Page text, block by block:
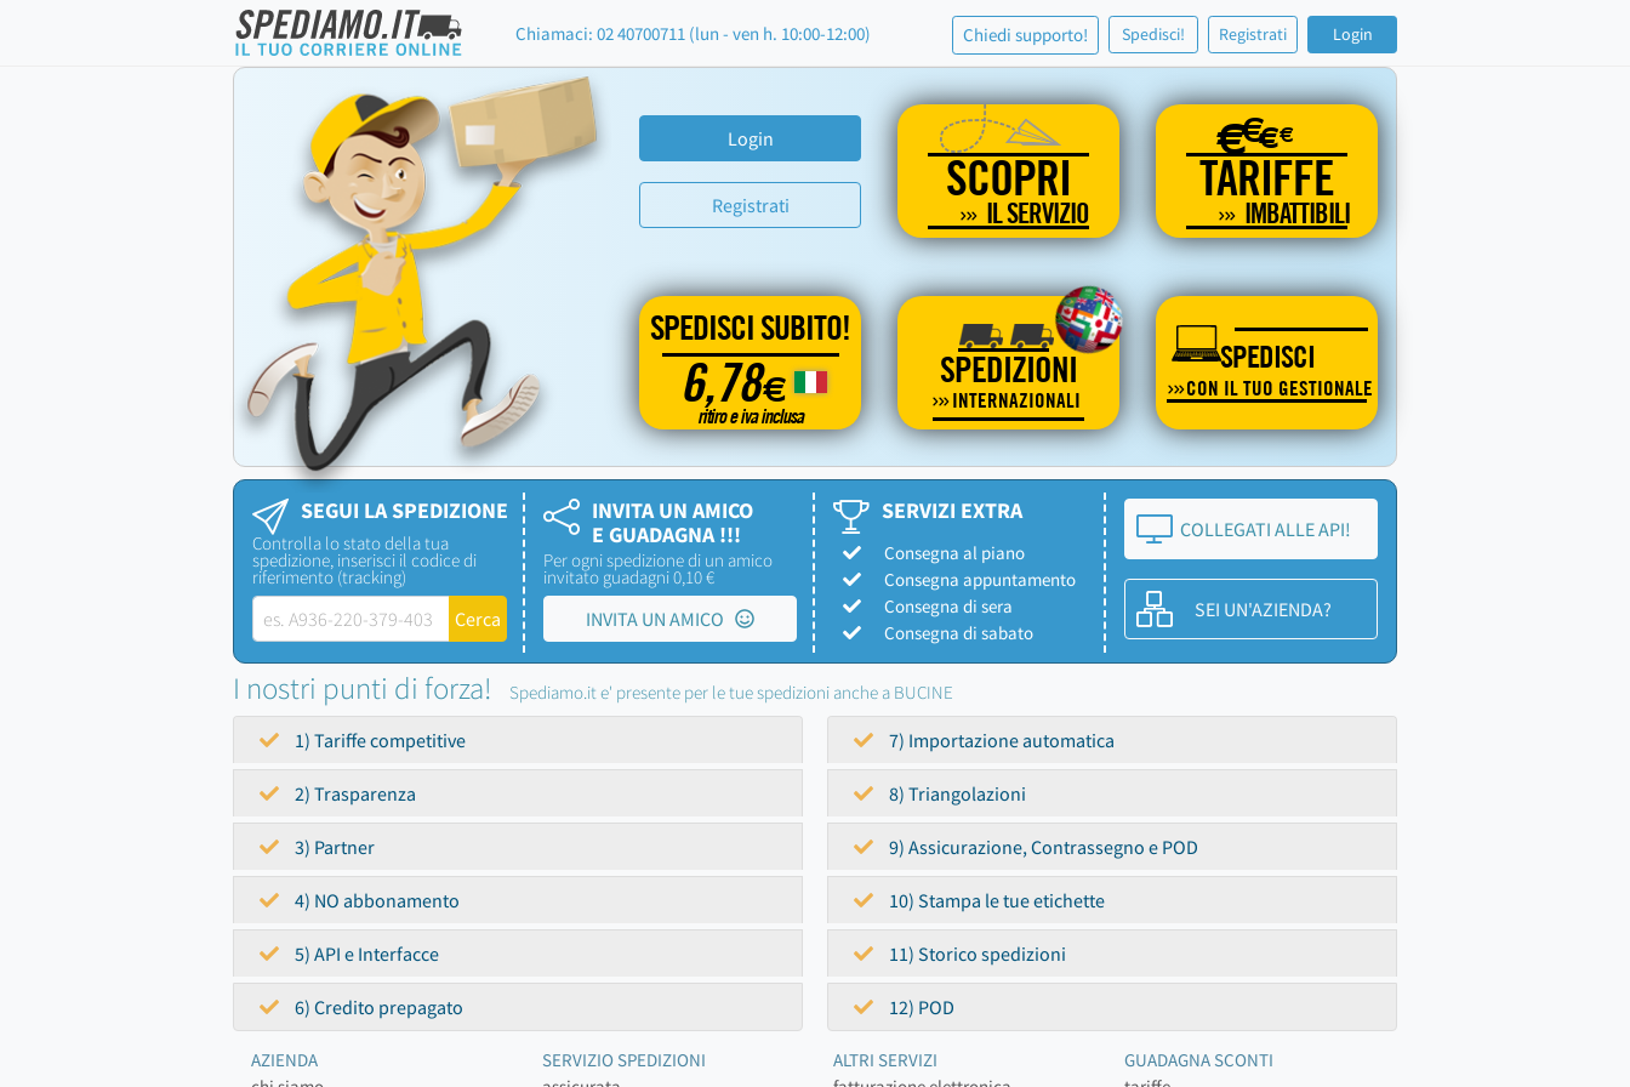
Chiamaci: 02 40700711 (lun - ven h. 10:00-12:00) Chiedi supporto! Spedisci! Registrati Login
Login
Registrati SCOPRI
IL SERVIZIO
€€€€
TARIFFE
IMBATTIBILI
SPEDISCI SUBITO!
6,78€
ritiro e iva inclusa
SPEDIZIONI
INTERNAZIONALI
SPEDISCI
CON IL TUO GESTIONALE
SEGUI LA SPEDIZIONE
Controlla lo stato della tua
spedizione, inserisci il codice di
riferimento (tracking)
INVITA UN AMICO
E GUADAGNA !!!
Per ogni spedizione di un amico
invitato guadagni 0,10 €
INVITA UN AMICO
SERVIZI EXTRA
Consegna al piano
Consegna appuntamento
Consegna di sera
Consegna di sabato
COLLEGATI ALLE API!
SEI UN'AZIENDA?
I nostri punti di forza! Spediamo.it e' presente per le tue spedizioni anche a BUCINE
1) Tariffe competitive
2) Trasparenza
3) Partner
4) NO abbonamento
5) API e Interfacce
6) Credito prepagato
7) Importazione automatica
8) Triangolazioni
9) Assicurazione, Contrassegno e POD
10) Stampa le tue etichette
11) Storico spedizioni
12) POD
AZIENDA
SERVIZIO SPEDIZIONI
ALTRI SERVIZI
GUADAGNA SCONTI